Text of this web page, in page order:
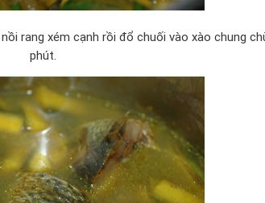
rang xém cạnh rồi đổ chuối vào xào chung
phút.